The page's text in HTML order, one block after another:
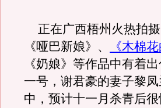
正在广西梧州火热拍
《哑巴新娘》、
《木棉
《奶娘》等作品中有着
一号，谢君豪的妻子黎
中，预计十一月杀青后